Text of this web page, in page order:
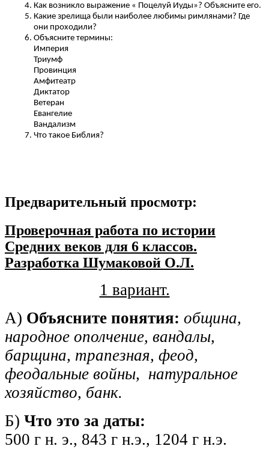
Как возникло выражение « Поцелуй Иуды»? Объясните его.
Какие зрелища были наиболее любимы римлянами? Где
они проходили?
Объясните термины:
Империя
Триумф
Провинция
Амфитеатр
Диктатор
Ветеран
Евангелие
Вандализм
Что такое Библия?
Предварительный просмотр:
Проверочная работа по истории
Средних веков для 6 классов.
Разработка Шумаковой О.Л.
1 вариант.
А) Объясните понятия: община,
народное ополчение, вандалы,
барщина, трапезная, феод,
феодальные войны, натуральное
хозяйство, банк.
Б) Что это за даты:
500 г н. э., 843 г н.э., 1204 г н.э.